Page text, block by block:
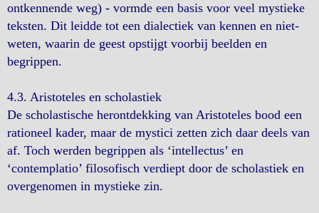
ontkennende weg) - vormde een basis voor veel mystieke
teksten. Dit leidde tot een dialectiek van kennen en niet-
weten, waarin de geest opstijgt voorbij beelden en
begrippen.
4.3. Aristoteles en scholastiek
De scholastische herontdekking van Aristoteles bood een
rationeel kader, maar de mystici zetten zich daar deels van
af. Toch werden begrippen als ‘intellectus’ en
‘contemplatio’ filosofisch verdiept door de scholastiek en
overgenomen in mystieke zin.